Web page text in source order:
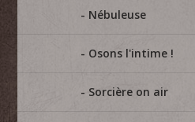
Nébuleuse
Osons l'intime !
Sorcière on air